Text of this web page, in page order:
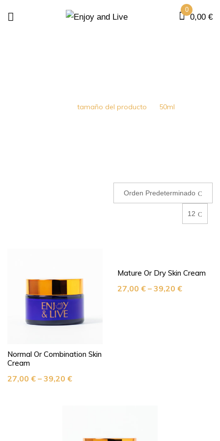
0
0,00 €
tamaño del producto 50ml
Orden Predeterminado
12
Normal Or Combination Skin
Cream
27,00 € – 39,20 €
Mature Or Dry Skin Cream
27,00 € – 39,20 €